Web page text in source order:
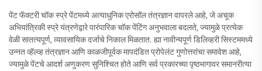
पेंट फॅक्टरी चॉक स्प्रे पेंटमध्ये अत्याधुनिक एरोसॉल तंत्रज्ञान वापरले आहे, जे अचूक
अभियांत्रिकी स्प्रे यंत्रणेद्वारे पारंपारिक चॉक पेंटिंग अनुभवाला बदलते, ज्यामुळे प्रत्येक
वेळी सातत्यपूर्ण, व्यावसायिक दर्जाचे निकाल मिळतात. ह्या नावीन्यपूर्ण डिलिव्हरी सिस्टममध्ये
उन्नत व्हॅल्व्ह तंत्रज्ञान आणि काळजीपूर्वक मापदंडित प्रोपेलंट गुणोत्तरांचा समावेश आहे,
ज्यामुळे पेंटचे आदर्श अणुकरण सुनिश्चित होते आणि सर्व प्रकारच्या पृष्ठभागावर समानरीत्या